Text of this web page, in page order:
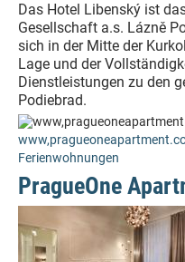
Das Hotel Libenský ist
Gesellschaft a.s. Lázně
sich in der Mitte der
Lage und der
Dienstleistungen zu den
Podiebrad.
Ferienwohnungen
PragueOne